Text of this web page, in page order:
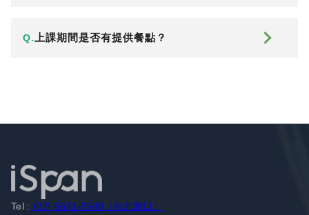
Q. 上課期間是否有提供餐點？
Tel : (02) 6631-6588（台北窗口）